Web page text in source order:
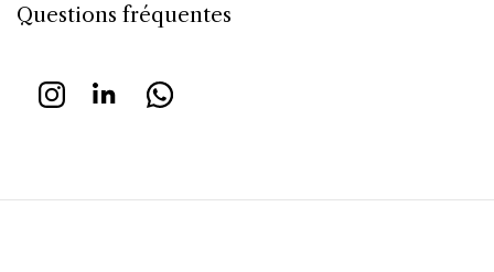
Questions fréquentes